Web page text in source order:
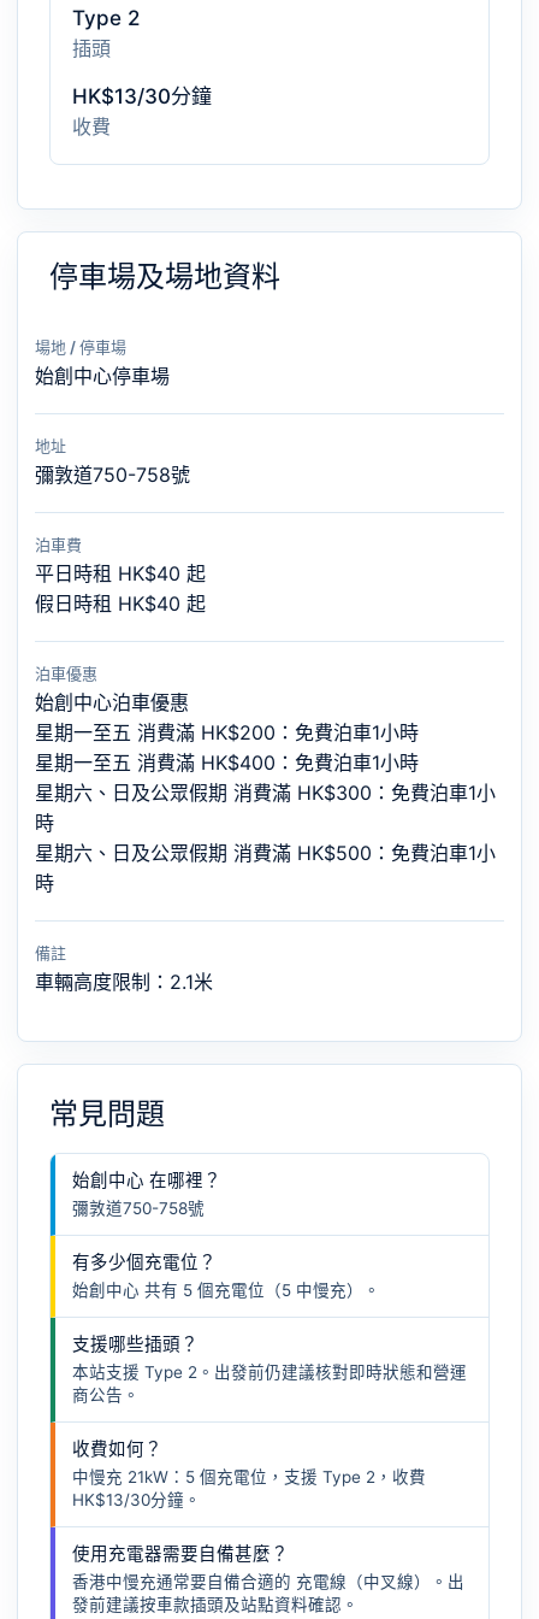
Type 2
插頭
HK$13/30分鐘
收費
停車場及場地資料
場地 / 停車場
始創中心停車場
地址
彌敦道750-758號
泊車費
平日時租 HK$40 起
假日時租 HK$40 起
泊車優惠
始創中心泊車優惠
星期一至五 消費滿 HK$200：免費泊車1小時
星期一至五 消費滿 HK$400：免費泊車1小時
星期六、日及公眾假期 消費滿 HK$300：免費泊車1小
時
星期六、日及公眾假期 消費滿 HK$500：免費泊車1小
時
備註
車輛高度限制：2.1米
常見問題
始創中心 在哪裡？
彌敦道750-758號
有多少個充電位？
始創中心 共有 5 個充電位（5 中慢充）。
支援哪些插頭？
本站支援 Type 2。出發前仍建議核對即時狀態和營運
商公告。
收費如何？
中慢充 21kW：5 個充電位，支援 Type 2，收費
HK$13/30分鐘。
使用充電器需要自備甚麼？
香港中慢充通常要自備合適的 充電線（中叉線）
。出
發前建議按車款插頭及站點資料確認。